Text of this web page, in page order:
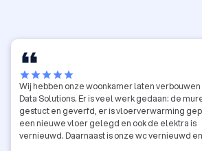
starstarstarstarstar
Wij hebben onze woonkamer laten verbouwen
Data Solutions. Er is veel werk gedaan: de
gestuct en geverfd, er is vloerverwarming
een nieuwe vloer gelegd en ook de elektra is
vernieuwd. Daarnaast is onze wc vernieuwd